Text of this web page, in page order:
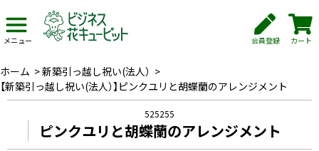
メニュー 会員登録 カート
ホーム >新築引っ越し祝い(法人） >
【新築引っ越し祝い(法人）】ピンクユリと胡蝶蘭のアレンジメント
525255
ピンクユリと胡蝶蘭のアレンジメント